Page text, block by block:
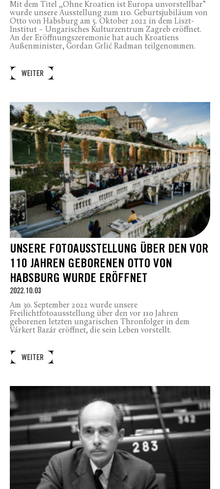
Mit dem Titel ,,Ohne Kroatien ist Europa unvorstellbar”
wurde unsere Ausstellung zum 110. Geburtsjubiläum von
Otto von Habsburg am 5. Oktober 2022 in dem Liszt-
Institut – Ungarisches Kulturzentrum Zagreb eröffnet.
An der Eröffnungszeremonie hat auch Kroatiens
Außenminister, Gordan Grlić Radman teilgenommen.
WEITER
UNSERE FOTOAUSSTELLUNG ÜBER DEN VOR
110 JAHREN GEBORENEN OTTO VON
HABSBURG WURDE ERÖFFNET
2022.10.03
Am 30. September 2022 wurde unsere
Freilichtfotoausstellung über den vor 110 Jahren
geborenen letzten ungarischen Thronfolger in dem
Várkert Bazár eröffnet, die sein Leben vorstellt.
WEITER